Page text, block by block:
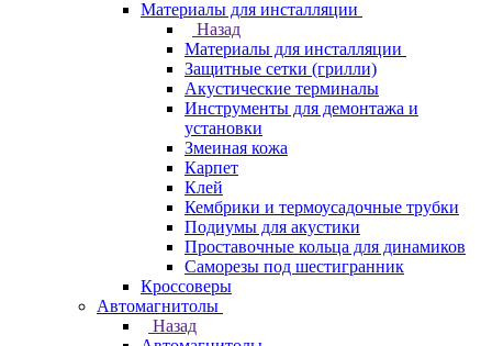
Материалы для инсталляции
Назад
Материалы для инсталляции
Защитные сетки (грилли)
Акустические терминалы
Инструменты для демонтажа и
установки
Змеиная кожа
Карпет
Клей
Кембрики и термоусадочные трубки
Подиумы для акустики
Проставочные кольца для динамиков
Саморезы под шестигранник
Кроссоверы
Автомагнитолы
Назад